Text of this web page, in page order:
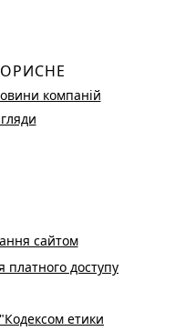
компаній
сайтом
доступу
"Кодексом етики